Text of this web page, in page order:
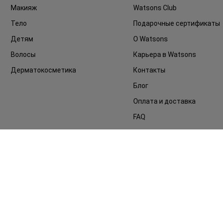
Макияж
Тело
Детям
Волосы
Дерматокосметика
Watsons Club
Подарочные сертификаты
О Watsons
Карьера в Watsons
Контакты
Блог
Оплата и доставка
FAQ
Политика